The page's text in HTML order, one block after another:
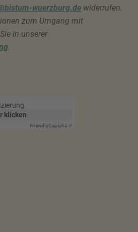
wuerzburg.de widerrufen.
zum Umgang mit
in unserer
.
klicken
FriendlyCaptcha ⇗